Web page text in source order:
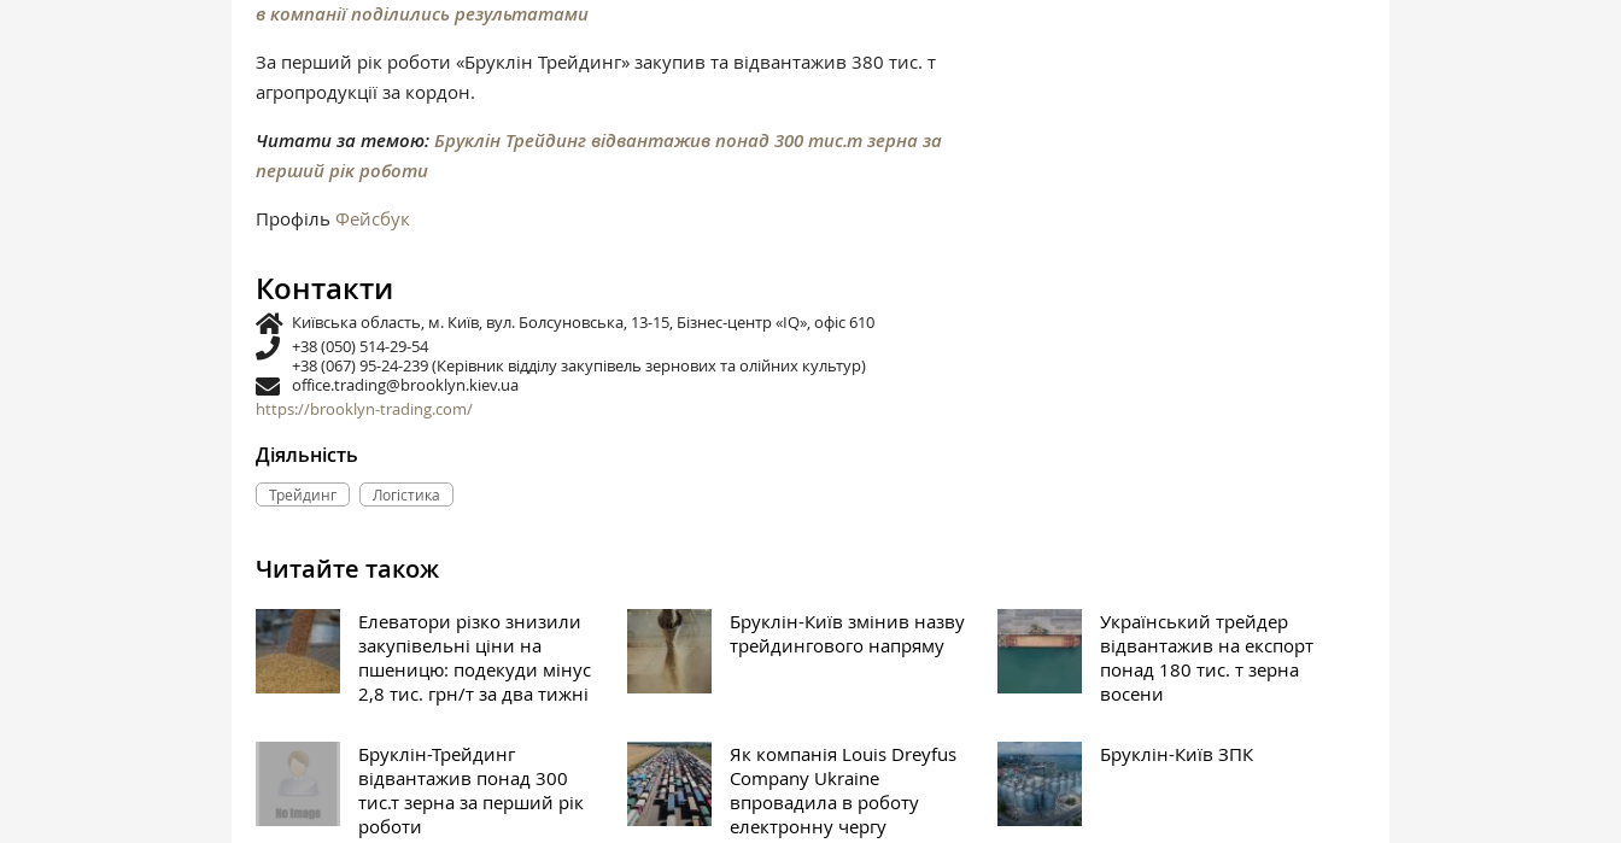
в компанії поділились результатами
За перший рік роботи «Бруклін Трейдинг» закупив та відвантажив 380 тис. т
агропродукції за кордон.
Читати за темою:Бруклін Трейдинг відвантажив понад 300 тис.т зерна за
перший рік роботи
Профіль Фейсбук
Контакти
Київська область, м. Київ, вул. Болсуновська, 13-15, Бізнес-центр «IQ», офіс 610
+38 (050) 514-29-54
+38 (067) 95-24-239 (Керівник відділу закупівель зернових та олійних культур)
office.trading@brooklyn.kiev.ua
https://brooklyn-trading.com/
Діяльність
Трейдинг Логістика
Читайте також
Елеватори різко знизили
закупівельні ціни на
пшеницю: подекуди мінус
2,8 тис. грн/т за два тижні
Бруклін-Київ змінив назву
трейдингового напряму
Український трейдер
відвантажив на експорт
понад 180 тис. т зерна
восени
Бруклін-Трейдинг
відвантажив понад 300
тис.т зерна за перший рік
роботи
Як компанія Louis Dreyfus
Company Ukraine
впровадила в роботу
електронну чергу
Бруклін-Київ ЗПК